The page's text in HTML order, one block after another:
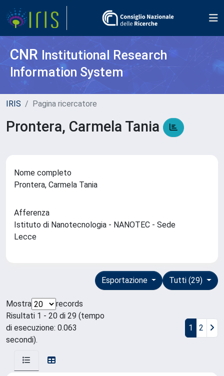
CNR Institutional Research
Information System
IRIS Pagina ricercatore
Prontera, Carmela Tania
Nome completo
Prontera, Carmela Tania
Afferenza
Istituto di Nanotecnologia - NANOTEC - Sede
Lecce
Tutti (29)
Esportazione
Mostra
records
Risultati 1 - 20 di 29 (tempo
di esecuzione: 0.063
secondi).
1 2